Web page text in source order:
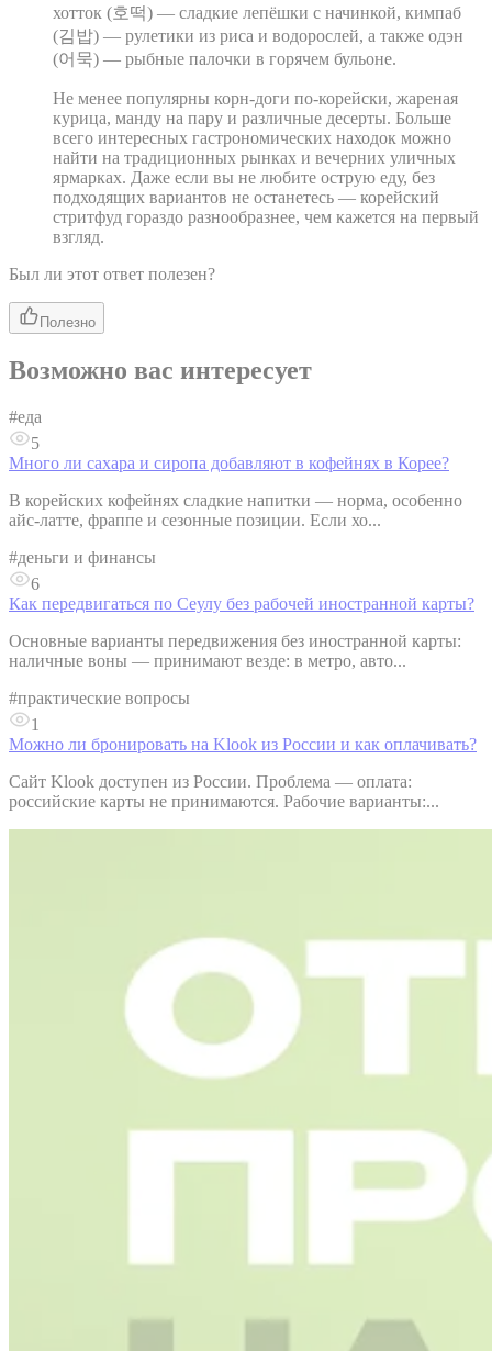
хотток (호떡) — сладкие лепёшки с начинкой, кимпаб
(김밥) — рулетики из риса и водорослей, а также одэн
(어묵) — рыбные палочки в горячем бульоне.
Не менее популярны корн-доги по-корейски, жареная
курица, манду на пару и различные десерты. Больше
всего интересных гастрономических находок можно
найти на традиционных рынках и вечерних уличных
ярмарках. Даже если вы не любите острую еду, без
подходящих вариантов не останетесь — корейский
стритфуд гораздо разнообразнее, чем кажется на первый
взгляд.
Был ли этот ответ полезен?
Полезно
Возможно вас интересует
#еда
5
Много ли сахара и сиропа добавляют в кофейнях в Корее?
В корейских кофейнях сладкие напитки — норма, особенно
айс-латте, фраппе и сезонные позиции. Если хо...
#деньги и финансы
6
Как передвигаться по Сеулу без рабочей иностранной карты?
Основные варианты передвижения без иностранной карты:
наличные воны — принимают везде: в метро, авто...
#практические вопросы
1
Можно ли бронировать на Klook из России и как оплачивать?
Сайт Klook доступен из России. Проблема — оплата:
российские карты не принимаются. Рабочие варианты:...